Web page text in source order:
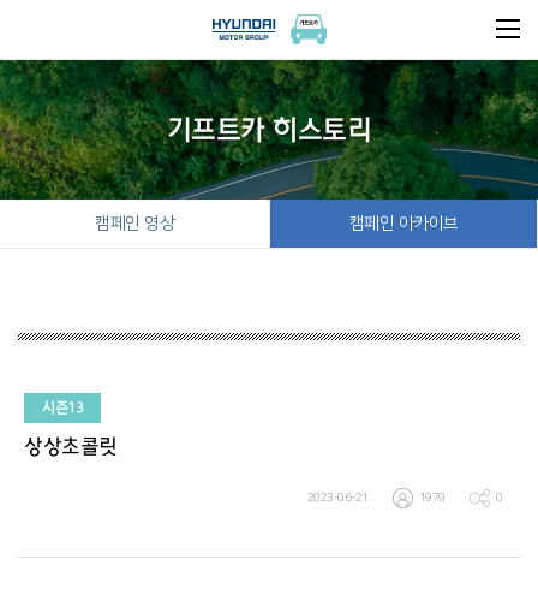
기프트카 히스토리
캠페인 영상 캠페인 아카이브
시즌13
상상초콜릿
2023-06-21 1979 0